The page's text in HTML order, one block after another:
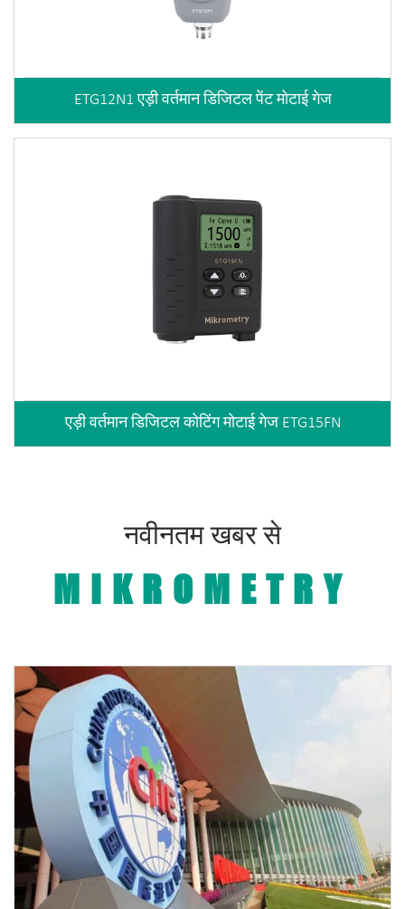
ETG12N1 एड़ी वर्तमान डिजिटल पेंट मोटाई गेज
एड़ी वर्तमान डिजिटल कोटिंग मोटाई गेज ETG15FN
नवीनतम खबर से
MIKROMETRY